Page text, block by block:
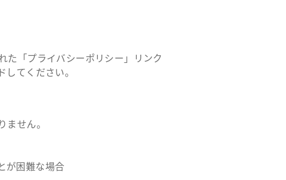
た「プライバシーポリシー」リンク
てください。
せん。
が困難な場合